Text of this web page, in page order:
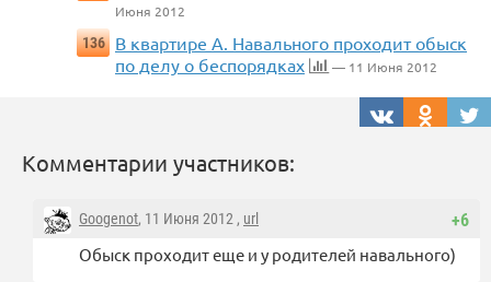
Июня 2012
136
В квартире А. Навального проходит обыск
по делу о беспорядках
— 11 Июня 2012
Комментарии участников:
+6
Googenot, 11 Июня 2012 , url
Обыск проходит еще и у родителей навального)